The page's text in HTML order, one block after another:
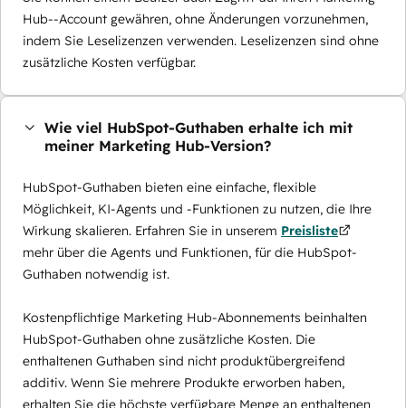
Hub--Account gewähren, ohne Änderungen vorzunehmen,
indem Sie Leselizenzen verwenden. Leselizenzen sind ohne
zusätzliche Kosten verfügbar.
Wie viel HubSpot-Guthaben erhalte ich mit
meiner Marketing Hub-Version?
HubSpot-Guthaben bieten eine einfache, flexible
Möglichkeit, KI-Agents und -Funktionen zu nutzen, die Ihre
Wirkung skalieren. Erfahren Sie in unserem Preisliste
mehr über die Agents und Funktionen, für die HubSpot-
Guthaben notwendig ist.
Kostenpflichtige Marketing Hub-Abonnements beinhalten
HubSpot-Guthaben ohne zusätzliche Kosten. Die
enthaltenen Guthaben sind nicht produktübergreifend
additiv. Wenn Sie mehrere Produkte erworben haben,
erhalten Sie die höchste verfügbare Menge an enthaltenen